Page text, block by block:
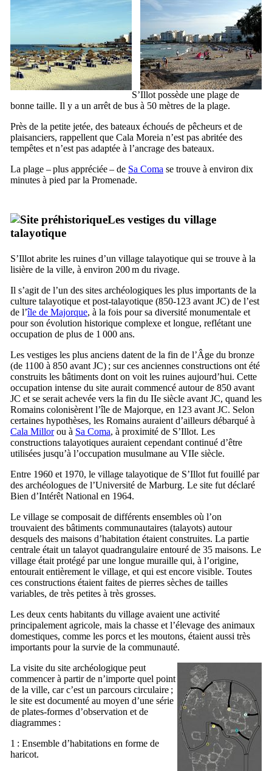
S’Illot possède une plage de
bonne taille. Il y a un arrêt de bus à 50 mètres de la plage.
Près de la petite jetée, des bateaux échoués de pêcheurs et de
plaisanciers, rappellent que Cala Moreia n’est pas abritée des
tempêtes et n’est pas adaptée à l’ancrage des bateaux.
La plage – plus appréciée – de Sa Coma se trouve à environ dix
minutes à pied par la Promenade.
Les vestiges du village
talayotique
S’Illot abrite les ruines d’un village talayotique qui se trouve à la
lisière de la ville, à environ 200 m du rivage.
Il s’agit de l’un des sites archéologiques les plus importants de la
culture talayotique et post-talayotique (850-123 avant JC) de l’est
de l’île de Majorque, à la fois pour sa diversité monumentale et
pour son évolution historique complexe et longue, reflétant une
occupation de plus de 1 000 ans.
Les vestiges les plus anciens datent de la fin de l’Âge du bronze
(de 1100 à 850 avant JC) ; sur ces anciennes constructions ont été
construits les bâtiments dont on voit les ruines aujourd’hui. Cette
occupation intense du site aurait commencé autour de 850 avant
JC et se serait achevée vers la fin du IIe siècle avant JC, quand les
Romains colonisèrent l’île de Majorque, en 123 avant JC. Selon
certaines hypothèses, les Romains auraient d’ailleurs débarqué à
Cala Millorou à Sa Coma, à proximité de S’Illot. Les
constructions talayotiques auraient cependant continué d’être
utilisées jusqu’à l’occupation musulmane au VIIe siècle.
Entre 1960 et 1970, le village talayotique de S’Illot fut fouillé par
des archéologues de l’Université de Marburg. Le site fut déclaré
Bien d’Intérêt National en 1964.
Le village se composait de différents ensembles où l’on
trouvaient des bâtiments communautaires (talayots) autour
desquels des maisons d’habitation étaient construites. La partie
centrale était un talayot quadrangulaire entouré de 35 maisons. Le
village était protégé par une longue muraille qui, à l’origine,
entourait entièrement le village, et qui est encore visible. Toutes
ces constructions étaient faites de pierres sèches de tailles
variables, de très petites à très grosses.
Les deux cents habitants du village avaient une activité
principalement agricole, mais la chasse et l’élevage des animaux
domestiques, comme les porcs et les moutons, étaient aussi très
importants pour la survie de la communauté.
La visite du site archéologique peut
commencer à partir de n’importe quel point
de la ville, car c’est un parcours circulaire ;
le site est documenté au moyen d’une série
de plates-formes d’observation et de
diagrammes :
1 : Ensemble d’habitations en forme de
haricot.